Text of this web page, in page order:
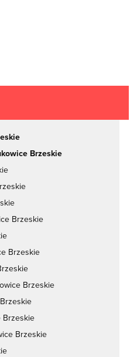
Brzeskie
Brzeskie
Brzeskie
Brzeskie
Brzeskie
Brzeskie